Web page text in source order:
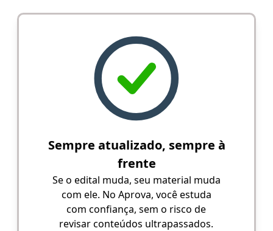
Sempre atualizado, sempre à
frente
Se o edital muda, seu material muda
com ele. No Aprova, você estuda
com confiança, sem o risco de
revisar conteúdos ultrapassados.